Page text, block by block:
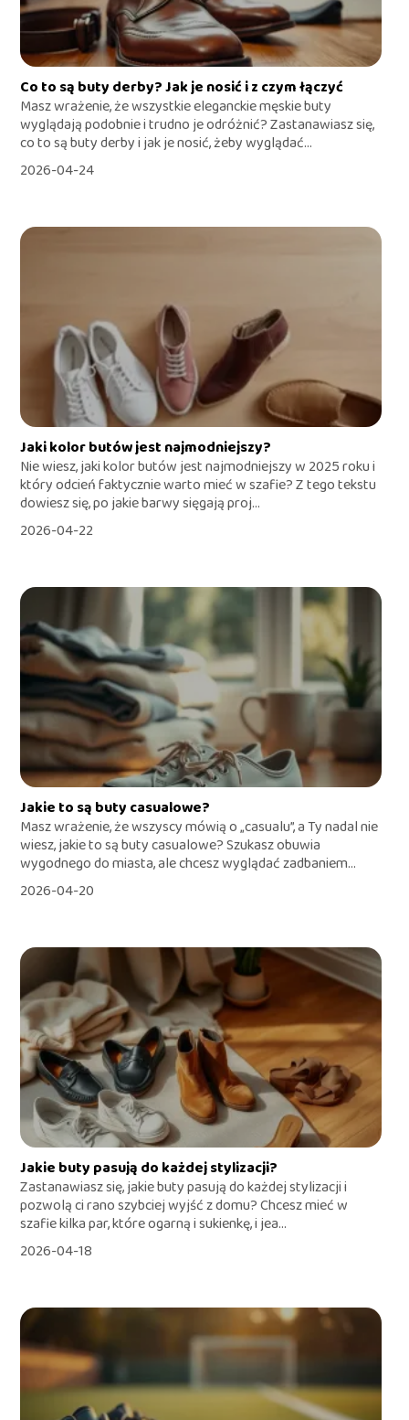
Co to są buty derby? Jak je nosić i z czym łączyć
Masz wrażenie, że wszystkie eleganckie męskie buty
wyglądają podobnie i trudno je odróżnić? Zastanawiasz się,
co to są buty derby i jak je nosić, żeby wyglądać...
2026-04-24
Jaki kolor butów jest najmodniejszy?
Nie wiesz, jaki kolor butów jest najmodniejszy w 2025 roku i
który odcień faktycznie warto mieć w szafie? Z tego tekstu
dowiesz się, po jakie barwy sięgają proj...
2026-04-22
Jakie to są buty casualowe?
Masz wrażenie, że wszyscy mówią o „casualu”, a Ty nadal nie
wiesz, jakie to są buty casualowe? Szukasz obuwia
wygodnego do miasta, ale chcesz wyglądać zadbaniem...
2026-04-20
Jakie buty pasują do każdej stylizacji?
Zastanawiasz się, jakie buty pasują do każdej stylizacji i
pozwolą ci rano szybciej wyjść z domu? Chcesz mieć w
szafie kilka par, które ogarną i sukienkę, i jea...
2026-04-18